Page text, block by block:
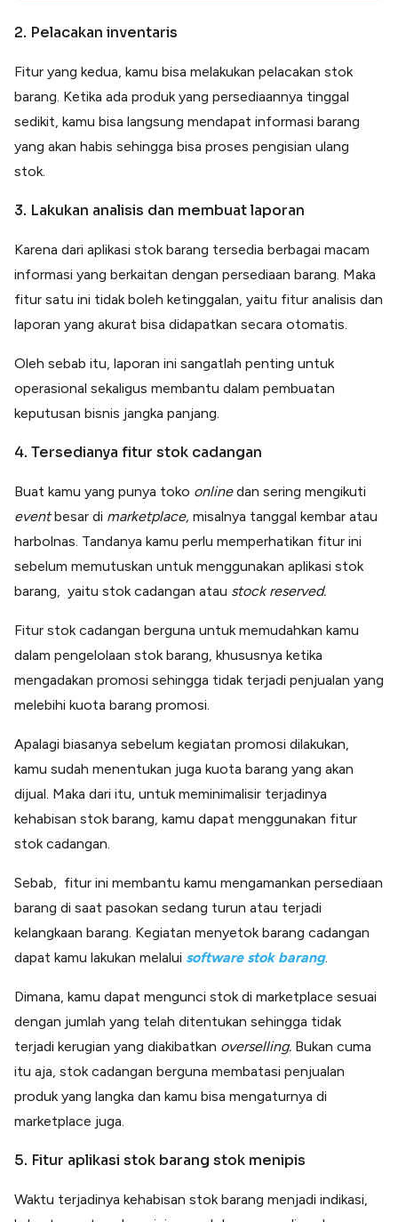
2. Pelacakan inventaris
Fitur yang kedua, kamu bisa melakukan pelacakan stok
barang. Ketika ada produk yang persediaannya tinggal
sedikit, kamu bisa langsung mendapat informasi barang
yang akan habis sehingga bisa proses pengisian ulang
stok.
3. Lakukan analisis dan membuat laporan
Karena dari aplikasi stok barang tersedia berbagai macam
informasi yang berkaitan dengan persediaan barang. Maka
fitur satu ini tidak boleh ketinggalan, yaitu fitur analisis dan
laporan yang akurat bisa didapatkan secara otomatis.
Oleh sebab itu, laporan ini sangatlah penting untuk
operasional sekaligus membantu dalam pembuatan
keputusan bisnis jangka panjang.
4. Tersedianya fitur stok cadangan
Buat kamu yang punya toko onlinedan sering mengikuti
eventbesar di marketplace, misalnya tanggal kembar atau
harbolnas. Tandanya kamu perlu memperhatikan fitur ini
sebelum memutuskan untuk menggunakan aplikasi stok
barang, yaitu stok cadangan atau stock reserved.
Fitur stok cadangan berguna untuk memudahkan kamu
dalam pengelolaan stok barang, khususnya ketika
mengadakan promosi sehingga tidak terjadi penjualan yang
melebihi kuota barang promosi.
Apalagi biasanya sebelum kegiatan promosi dilakukan,
kamu sudah menentukan juga kuota barang yang akan
dijual. Maka dari itu, untuk meminimalisir terjadinya
kehabisan stok barang, kamu dapat menggunakan fitur
stok cadangan.
Sebab, fitur ini membantu kamu mengamankan persediaan
barang di saat pasokan sedang turun atau terjadi
kelangkaan barang. Kegiatan menyetok barang cadangan
dapat kamu lakukan melalui software stok barang.
Dimana, kamu dapat mengunci stok di marketplace sesuai
dengan jumlah yang telah ditentukan sehingga tidak
terjadi kerugian yang diakibatkan overselling. Bukan cuma
itu aja, stok cadangan berguna membatasi penjualan
produk yang langka dan kamu bisa mengaturnya di
marketplace juga.
5. Fitur aplikasi stok barang stok menipis
Waktu terjadinya kehabisan stok barang menjadi indikasi,